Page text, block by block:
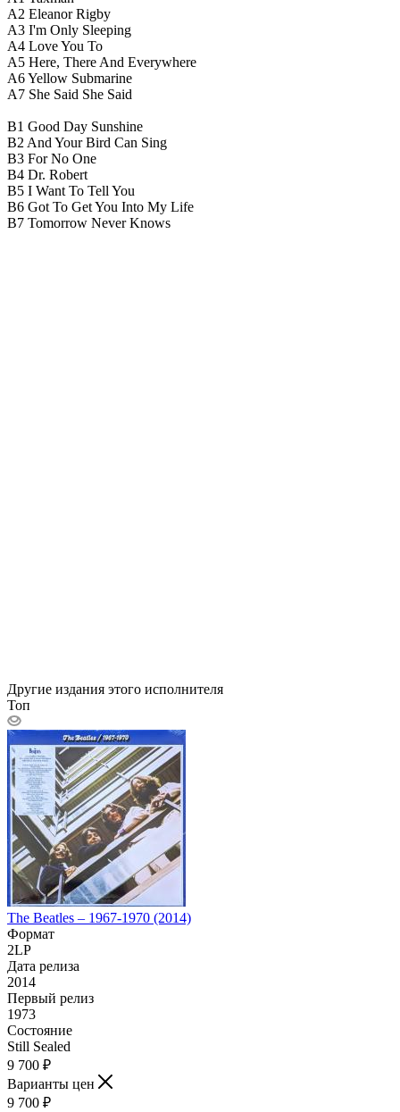
A2 Eleanor Rigby
A3 I'm Only Sleeping
A4 Love You To
A5 Here, There And Everywhere
A6 Yellow Submarine
A7 She Said She Said
B1 Good Day Sunshine
B2 And Your Bird Can Sing
B3 For No One
B4 Dr. Robert
B5 I Want To Tell You
B6 Got To Get You Into My Life
B7 Tomorrow Never Knows
Другие издания этого исполнителя
Топ
The Beatles – 1967-1970 (2014)
Формат
2LP
Дата релиза
2014
Первый релиз
1973
Состояние
Still Sealed
9 700 ₽
Варианты цен
9 700 ₽